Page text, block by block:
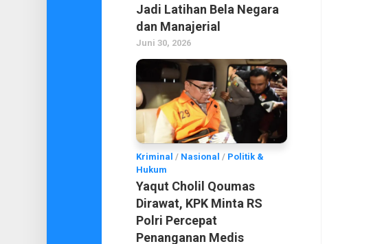
Jadi Latihan Bela Negara
dan Manajerial
Juni 30, 2026
Kriminal / Nasional / Politik &
Hukum
Yaqut Cholil Qoumas
Dirawat, KPK Minta RS
Polri Percepat
Penanganan Medis